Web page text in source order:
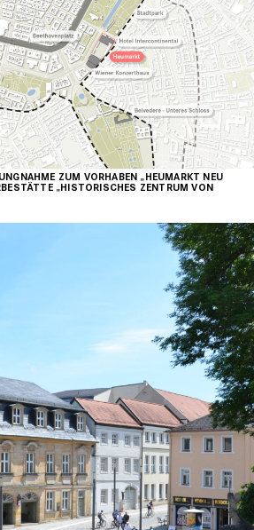
ZUM VORHABEN „HEUMARKT NEU
„HISTORISCHES ZENTRUM VON